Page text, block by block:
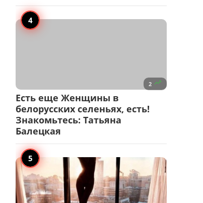
2 
Есть еще Женщины в
белорусских селеньях, есть!
Знакомьтесь: Татьяна
Балецкая